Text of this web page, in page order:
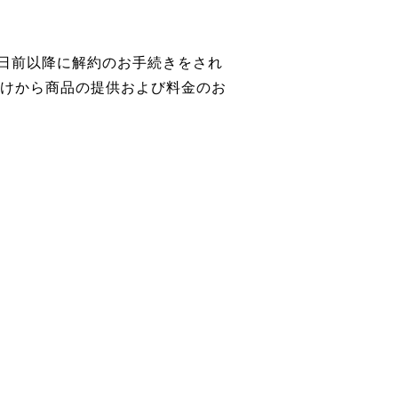
前以降に解約のお手続きをされ
から商品の提供および料金のお